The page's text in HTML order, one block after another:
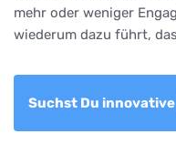
mehr oder weniger
wiederum dazu führt,
Suchst Du innovative